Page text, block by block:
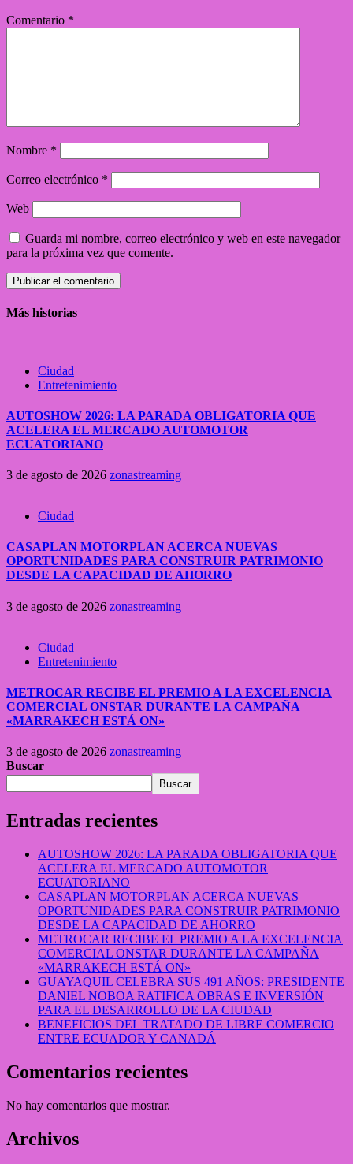
Comentario *
Nombre *
Correo electrónico *
Web
Guarda mi nombre, correo electrónico y web en este navegador
para la próxima vez que comente.
Más historias
Ciudad
Entretenimiento
AUTOSHOW 2026: LA PARADA OBLIGATORIA QUE
ACELERA EL MERCADO AUTOMOTOR
ECUATORIANO
3 de agosto de 2026 zonastreaming
Ciudad
CASAPLAN MOTORPLAN ACERCA NUEVAS
OPORTUNIDADES PARA CONSTRUIR PATRIMONIO
DESDE LA CAPACIDAD DE AHORRO
3 de agosto de 2026 zonastreaming
Ciudad
Entretenimiento
METROCAR RECIBE EL PREMIO A LA EXCELENCIA
COMERCIAL ONSTAR DURANTE LA CAMPAÑA
«MARRAKECH ESTÁ ON»
3 de agosto de 2026 zonastreaming
Buscar
Buscar
Entradas recientes
AUTOSHOW 2026: LA PARADA OBLIGATORIA QUE
ACELERA EL MERCADO AUTOMOTOR
ECUATORIANO
CASAPLAN MOTORPLAN ACERCA NUEVAS
OPORTUNIDADES PARA CONSTRUIR PATRIMONIO
DESDE LA CAPACIDAD DE AHORRO
METROCAR RECIBE EL PREMIO A LA EXCELENCIA
COMERCIAL ONSTAR DURANTE LA CAMPAÑA
«MARRAKECH ESTÁ ON»
GUAYAQUIL CELEBRA SUS 491 AÑOS: PRESIDENTE
DANIEL NOBOA RATIFICA OBRAS E INVERSIÓN
PARA EL DESARROLLO DE LA CIUDAD
BENEFICIOS DEL TRATADO DE LIBRE COMERCIO
ENTRE ECUADOR Y CANADÁ
Comentarios recientes
No hay comentarios que mostrar.
Archivos